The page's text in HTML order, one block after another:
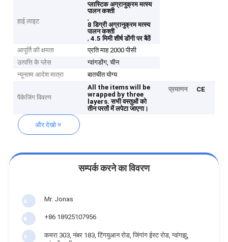
हाई लाइट
प्लास्टिक अग्रानुक्रम मत्स्य
पालन कश्ती
,
8 डिग्री अग्रानुक्रम मत्स्य
पालन कश्ती
,4.5 मिमी शीर्ष डोंगी पर बैठें
आपूर्ति की क्षमता
प्रति माह 2000 पीसी
उत्पत्ति के प्लेस
ग्वांगडोंग, चीन
न्यूनतम आदेश मात्रा
बातचीत योग्य
पैकेजिंग विवरण
All the items will be
wrapped by three
layers. सभी वस्तुओं को
तीन परतों में लपेटा जाएगा।
प्रमाणन CE
और देखो
सम्पर्क करने का विवरण
Mr. Jonas
+86 18925107956
कमरा 303, नंबर 183, टिंगयुआन रोड, जिंगांग ईस्ट रोड, ग्वांगझू,